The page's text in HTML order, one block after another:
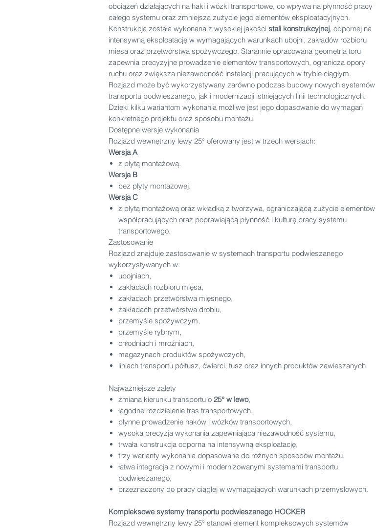
obciążeń działających na haki i wózki transportowe, co wpływa na płynność pracy
całego systemu oraz zmniejsza zużycie jego elementów eksploatacyjnych.
Konstrukcja została wykonana z wysokiej jakości stali konstrukcyjnej, odpornej na
intensywną eksploatację w wymagających warunkach ubojni, zakładów rozbioru
mięsa oraz przetwórstwa spożywczego. Starannie opracowana geometria toru
zapewnia precyzyjne prowadzenie elementów transportowych, ogranicza opory
ruchu oraz zwiększa niezawodność instalacji pracujących w trybie ciągłym.
Rozjazd może być wykorzystywany zarówno podczas budowy nowych systemów
transportu podwieszanego, jak i modernizacji istniejących linii technologicznych.
Dzięki kilku wariantom wykonania możliwe jest jego dopasowanie do wymagań
konkretnego projektu oraz sposobu montażu.
Dostępne wersje wykonania
Rozjazd wewnętrzny lewy 25° oferowany jest w trzech wersjach:
Wersja A
z płytą montażową.
Wersja B
bez płyty montażowej.
Wersja C
z płytą montażową oraz wkładką z tworzywa, ograniczającą zużycie elementów
współpracujących oraz poprawiającą płynność i kulturę pracy systemu
transportowego.
Zastosowanie
Rozjazd znajduje zastosowanie w systemach transportu podwieszanego
wykorzystywanych w:
ubojniach,
zakładach rozbioru mięsa,
zakładach przetwórstwa mięsnego,
zakładach przetwórstwa drobiu,
przemyśle spożywczym,
przemyśle rybnym,
chłodniach i mroźniach,
magazynach produktów spożywczych,
liniach transportu półtusz, ćwierci, tusz oraz innych produktów zawieszanych.
Najważniejsze zalety
zmiana kierunku transportu o 25° w lewo,
łagodne rozdzielenie tras transportowych,
płynne prowadzenie haków i wózków transportowych,
wysoka precyzja wykonania zapewniająca niezawodność systemu,
trwała konstrukcja odporna na intensywną eksploatację,
trzy warianty wykonania dopasowane do różnych sposobów montażu,
łatwa integracja z nowymi i modernizowanymi systemami transportu
podwieszanego,
przeznaczony do pracy ciągłej w wymagających warunkach przemysłowych.
Kompleksowe systemy transportu podwieszanego HOCKER
Rozjazd wewnętrzny lewy 25° stanowi element kompleksowych systemów